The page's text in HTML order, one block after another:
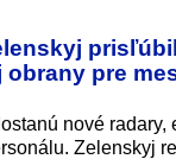
pre
nové radary,
Zelenskyj